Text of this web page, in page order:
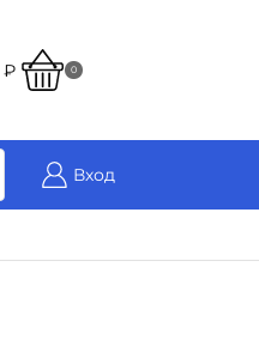
₽ 0
Вход